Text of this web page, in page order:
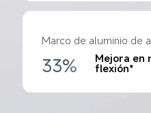
Marco de aluminio de
33% Mejora en
flexión*